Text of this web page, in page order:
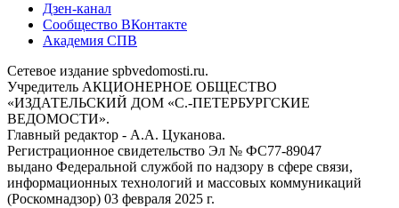
Дзен-канал
Сообщество ВКонтакте
Академия СПВ
Сетевое издание spbvedomosti.ru.
Учредитель АКЦИОНЕРНОЕ ОБЩЕСТВО
«ИЗДАТЕЛЬСКИЙ ДОМ «С.-ПЕТЕРБУРГСКИЕ
ВЕДОМОСТИ».
Главный редактор - А.А. Цуканова.
Регистрационное свидетельство Эл № ФС77-89047
выдано Федеральной службой по надзору в сфере связи,
информационных технологий и массовых коммуникаций
(Роскомнадзор) 03 февраля 2025 г.